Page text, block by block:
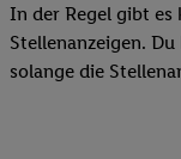
In der Regel gibt es
Stellenanzeigen.
solange die